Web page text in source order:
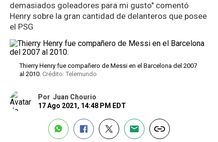
demasiados goleadores para mi gusto" comentó
Henry sobre la gran cantidad de delanteros que posee
el PSG
Thierry Henry fue compañero de Messi en el Barcelona del 2007
al 2010. Crédito: Telemundo
Por Juan Chourio
17 Ago 2021, 14:48 PM EDT